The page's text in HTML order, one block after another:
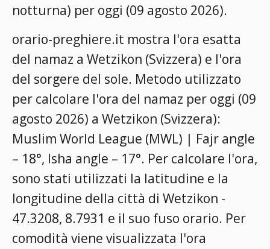
notturna) per oggi (09 agosto 2026).
orario-preghiere.it mostra l'ora esatta
del namaz a Wetzikon (Svizzera) e l'ora
del sorgere del sole. Metodo utilizzato
per calcolare l'ora del namaz per oggi (09
agosto 2026) a Wetzikon (Svizzera):
Muslim World League (MWL) | Fajr angle
– 18°, Isha angle – 17°. Per calcolare l'ora,
sono stati utilizzati la latitudine e la
longitudine della città di Wetzikon -
47.3208, 8.7931 e il suo fuso orario. Per
comodità viene visualizzata l'ora